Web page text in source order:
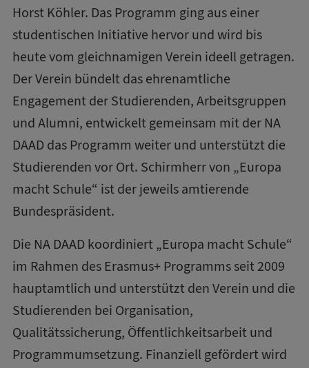
Horst Köhler. Das Programm ging aus einer
studentischen Initiative hervor und wird bis
heute vom gleichnamigen Verein ideell getragen.
Der Verein bündelt das ehrenamtliche
Engagement der Studierenden, Arbeitsgruppen
und Alumni, entwickelt gemeinsam mit der NA
DAAD das Programm weiter und unterstützt die
Studierenden vor Ort. Schirmherr von „Europa
macht Schule“ ist der jeweils amtierende
Bundespräsident.
Die NA DAAD koordiniert „Europa macht Schule“
im Rahmen des Erasmus+ Programms seit 2009
hauptamtlich und unterstützt den Verein und die
Studierenden bei Organisation,
Qualitätssicherung, Öffentlichkeitsarbeit und
Programmumsetzung. Finanziell gefördert wird